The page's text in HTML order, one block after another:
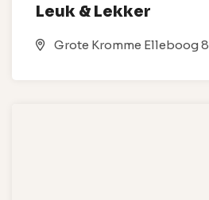
Leuk & Lekker
Grote Kromme Elleboog 8